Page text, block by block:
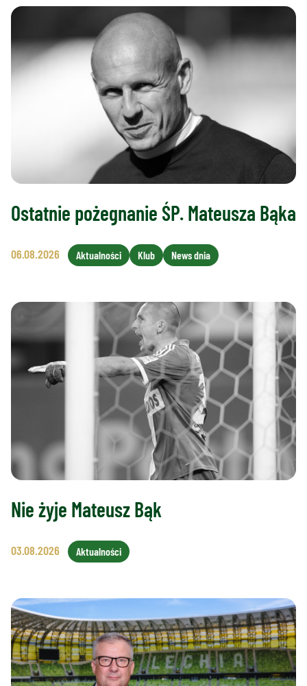
Ostatnie pożegnanie ŚP. Mateusza Bąka
06.08.2026 Aktualności Klub News dnia
Nie żyje Mateusz Bąk
03.08.2026 Aktualności